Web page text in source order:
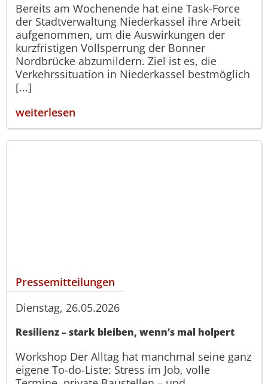
Bereits am Wochenende hat eine Task-Force
der Stadtverwaltung Niederkassel ihre Arbeit
aufgenommen, um die Auswirkungen der
kurzfristigen Vollsperrung der Bonner
Nordbrücke abzumildern. Ziel ist es, die
Verkehrssituation in Niederkassel bestmöglich
[...]
weiterlesen
Pressemitteilungen
Dienstag, 26.05.2026
Resilienz – stark bleiben, wenn’s mal holpert
Workshop Der Alltag hat manchmal seine ganz
eigene To-do-Liste: Stress im Job, volle